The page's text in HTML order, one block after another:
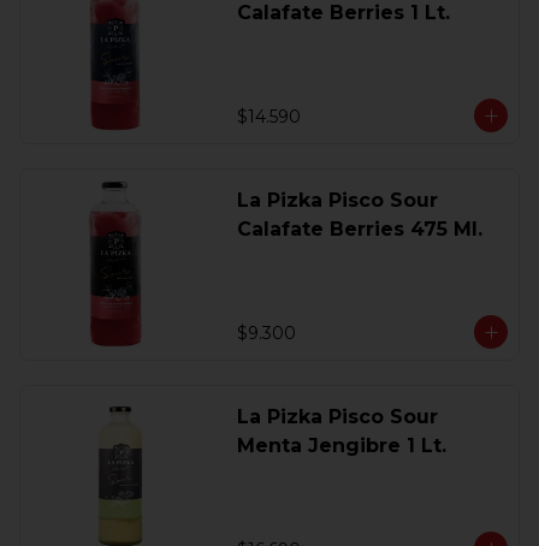
Calafate Berries 1 Lt.
$14.590
La Pizka Pisco Sour
Calafate Berries 475 Ml.
$9.300
La Pizka Pisco Sour
Menta Jengibre 1 Lt.